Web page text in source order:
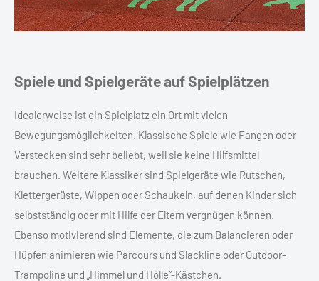
Spiele und Spielgeräte auf Spielplätzen
Idealerweise ist ein Spielplatz ein Ort mit vielen
Bewegungsmöglichkeiten. Klassische Spiele wie Fangen oder
Verstecken sind sehr beliebt, weil sie keine Hilfsmittel
brauchen. Weitere Klassiker sind Spielgeräte wie Rutschen,
Klettergerüste, Wippen oder Schaukeln, auf denen Kinder sich
selbstständig oder mit Hilfe der Eltern vergnügen können.
Ebenso motivierend sind Elemente, die zum Balancieren oder
Hüpfen animieren wie Parcours und Slackline oder Outdoor-
Trampoline und „Himmel und Hölle“-Kästchen.